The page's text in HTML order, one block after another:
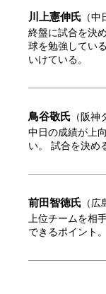
川上憲伸氏 （中
終盤に試合を決
球を勉強してい
いけている。
鳥谷敬氏 （阪神
中日の成績が上
い。 試合を決め
前田智徳氏 （広
上位チームを相
できるポイント。